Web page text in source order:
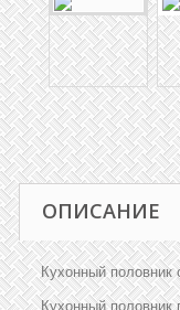
ОПИСАНИЕ
Кухонный половник
Кухонный половник